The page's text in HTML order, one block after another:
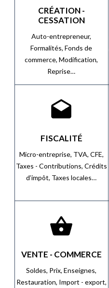
CRÉATION -
CESSATION
Auto-entrepreneur,
Formalités,Fonds de
commerce,Modification,
Reprise…
drafts
FISCALITÉ
Micro-entreprise, TVA, CFE,
Taxes - Contributions, Crédits
d’impôt, Taxes locales…
shopping_basket
VENTE - COMMERCE
Soldes, Prix,Enseignes,
Restauration, Import - export,